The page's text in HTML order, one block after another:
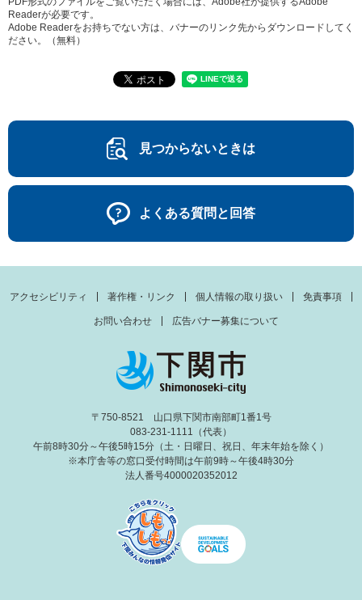
Readerが必要です。
Adobe Readerをお持ちでない方は、バナーのリンク先からダウンロードしてく
ださい。（無料）
見つからないときは
よくある質問と回答
アクセシビリティ 著作権・リンク 個人情報の取り扱い 免責事項
お問い合わせ 広告バナー募集について
〒750-8521 山口県下関市南部町1番1号
083-231-1111（代表）
午前8時30分～午後5時15分（土・日曜日、祝日、年末年始を除く）
※本庁舎等の窓口受付時間は午前9時～午後4時30分
法人番号4000020352012